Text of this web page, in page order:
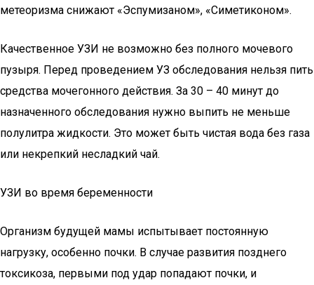
метеоризма снижают «Эспумизаном», «Симетиконом».
Качественное УЗИ не возможно без полного мочевого
пузыря. Перед проведением УЗ обследования нельзя пить
средства мочегонного действия. За 30 – 40 минут до
назначенного обследования нужно выпить не меньше
полулитра жидкости. Это может быть чистая вода без газа
или некрепкий несладкий чай.
УЗИ во время беременности
Организм будущей мамы испытывает постоянную
нагрузку, особенно почки. В случае развития позднего
токсикоза, первыми под удар попадают почки, и